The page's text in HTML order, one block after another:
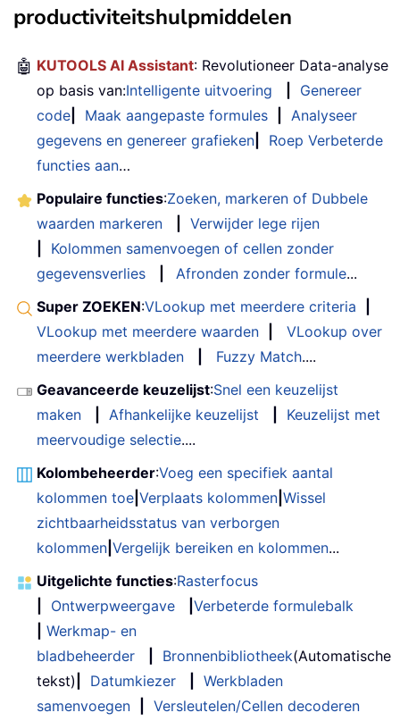
productiviteitshulpmiddelen
🤖 KUTOOLS AI Assistant: Revolutioneer Data-analyse
op basis van:Intelligente uitvoering
Genereer
code
Maak aangepaste formules
Analyseer
gegevens en genereer grafieken
Roep Verbeterde
functies aan…
Populaire functies:Zoeken, markeren of Dubbele
waarden markeren
Verwijder lege rijen
Kolommen samenvoegen of cellen zonder
gegevensverlies
Afronden zonder formule...
Super ZOEKEN:VLookup met meerdere criteria
VLookup met meerdere waarden
VLookup over
meerdere werkbladen
Fuzzy Match....
Geavanceerde keuzelijst:Snel een keuzelijst
maken
Afhankelijke keuzelijst
Keuzelijst met
meervoudige selectie....
Kolombeheerder:Voeg een specifiek aantal
kolommen toe Verplaats kolommen Wissel
zichtbaarheidsstatus van verborgen
kolommen Vergelijk bereiken en kolommen...
Uitgelichte functies:Rasterfocus
Ontwerpweergave
Verbeterde formulebalk
Werkmap- en
bladbeheerder
Bronnenbibliotheek(Automatische
tekst)
Datumkiezer
Werkbladen
samenvoegen
Versleutelen/Cellen decoderen